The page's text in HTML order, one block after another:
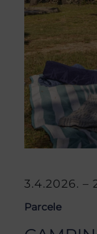
3.4.2026. –
Parcele